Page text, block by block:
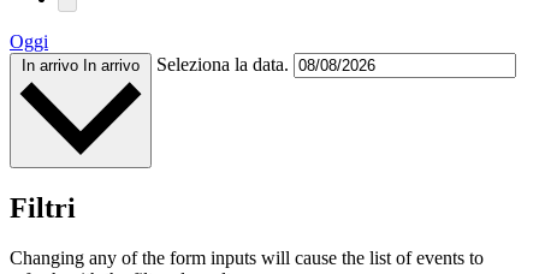
Oggi
In arrivo In arrivo Seleziona la data.
Filtri
Changing any of the form inputs will cause the list of events to